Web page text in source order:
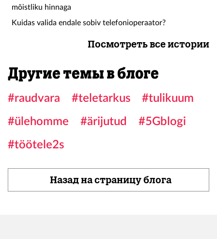
mõistliku hinnaga
Kuidas valida endale sobiv telefonioperaator?
Посмотреть все истории
Другие темы в блоге
#raudvara #teletarkus
#tulikuum
#ülehomme
#ärijutud
#5Gblogi
#töötele2s
Назад на страницу блога